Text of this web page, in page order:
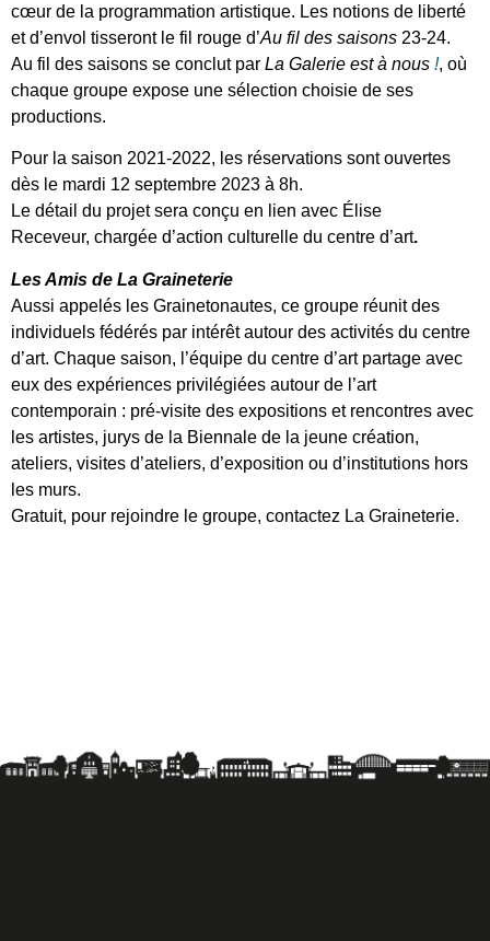
cœur de la programmation artistique. Les notions de liberté
et d’envol tisseront le fil rouge d’Au fil des saisons 23-24.
Au fil des saisons se conclut par La Galerie est à nous !, où
chaque groupe expose une sélection choisie de ses
productions.
Pour la saison 2021-2022, les réservations sont ouvertes
dès le mardi 12 septembre 2023 à 8h.
Le détail du projet sera conçu en lien avec Élise
Receveur, chargée d’action culturelle du centre d’art.
Les Amis de La Graineterie
Aussi appelés les Grainetonautes, ce groupe réunit des
individuels fédérés par intérêt autour des activités du centre
d’art. Chaque saison, l’équipe du centre d’art partage avec
eux des expériences privilégiées autour de l’art
contemporain : pré-visite des expositions et rencontres avec
les artistes, jurys de la Biennale de la jeune création,
ateliers, visites d’ateliers, d’exposition ou d’institutions hors
les murs.
Gratuit, pour rejoindre le groupe, contactez La Graineterie.